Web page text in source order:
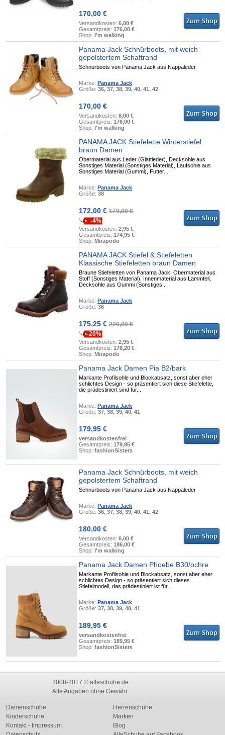
170,00 €
Versandkosten:6,00 €
Gesamtpreis:176,00 €
Shop:I'm walking
Panama Jack Schnürboots, mit weich
gepolstertem Schaftrand
Schnürboots von Panama Jack aus Nappaleder
Marke:Panama Jack
Größe:36, 37, 38, 39, 40, 41, 42
170,00 €
Versandkosten:6,00 €
Gesamtpreis:176,00 €
Shop:I'm walking
PANAMA JACK Stiefelette Winterstiefel
braun Damen
Obermaterial aus Leder (Glattleder), Decksohle aus
Sonstiges Material (Sonstiges Material), Laufsohle aus
Sonstiges Material (Gummi), Futter...
Marke:Panama Jack
Größe:38
172,00 €179,00 €
-4%
Versandkosten:2,95 €
Gesamtpreis:174,95 €
Shop:Mirapodo
PANAMA JACK Stiefel & Stiefeletten
Klassische Stiefeletten braun Damen
Braune Stiefeletten von Panama Jack, Obermaterial aus
Stoff (Sonstiges Material), Innenmaterial aus Lammfell,
Decksohle aus Gummi (Sonstiges...
Marke:Panama Jack
Größe:36
175,25 €220,00 €
-20%
Versandkosten:2,95 €
Gesamtpreis:178,20 €
Shop:Mirapodo
Panama Jack Damen Pia B2/bark
Markante Profilsohle und Blockabsatz, sonst aber eher
schlichtes Design - so präsentiert sich diese Stiefelette,
die prädestiniert sind für...
Marke:Panama Jack
Größe:37, 38, 39, 40, 41
179,95 €
versandkostenfrei
Gesamtpreis:179,95 €
Shop:fashionSisters
Panama Jack Schnürboots, mit weich
gepolstertem Schaftrand
Schnürboots von Panama Jack aus Nappaleder
Marke: Panama Jack
Größe:36, 37, 38, 39, 40, 41, 42
180,00 €
Versandkosten:6,00 €
Gesamtpreis:186,00 €
Shop: I'm walking
Panama Jack Damen Phoebe B30/ochre
Markante Profilsohle und Blockabsatz, sonst aber eher
schlichtes Design - so präsentiert sich dieses
Stiefelmodell, das prädestiniert ist für...
Marke: Panama Jack
Größe:37, 38, 39, 40, 41
189,95 €
versandkostenfrei
Gesamtpreis:189,95 €
Shop:fashionSisters
2008-2017 © alleschuhe.de
Alle Angaben ohne Gewähr
Damenschuhe
Kinderschuhe
Herrenschuhe
Marken
Kontakt - Impressum
Blog